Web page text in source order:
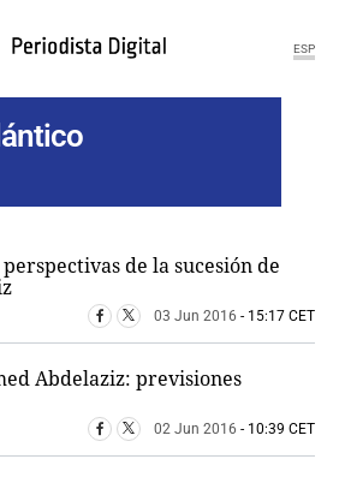
ESP
de la sucesión de
03 Jun 2016 - 15:17 CET
Abdelaziz: previsiones
02 Jun 2016 - 10:39 CET